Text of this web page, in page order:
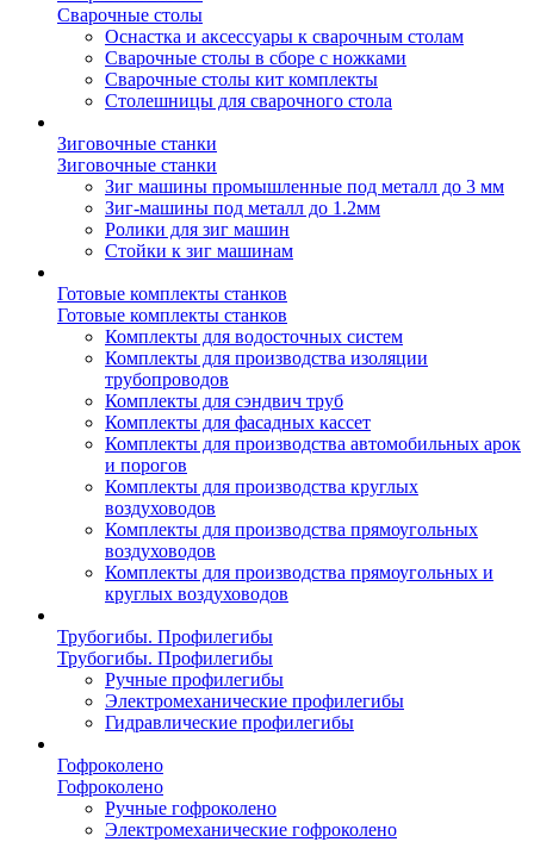
Сварочные столы
Оснастка и аксессуары к сварочным столам
Сварочные столы в сборе с ножками
Сварочные столы кит комплекты
Столешницы для сварочного стола
Зиговочные станки
Зиговочные станки
Зиг машины промышленные под металл до 3 мм
Зиг-машины под металл до 1.2мм
Ролики для зиг машин
Стойки к зиг машинам
Готовые комплекты станков
Готовые комплекты станков
Комплекты для водосточных систем
Комплекты для производства изоляции
трубопроводов
Комплекты для сэндвич труб
Комплекты для фасадных кассет
Комплекты для производства автомобильных арок
и порогов
Комплекты для производства круглых
воздуховодов
Комплекты для производства прямоугольных
воздуховодов
Комплекты для производства прямоугольных и
круглых воздуховодов
Трубогибы. Профилегибы
Трубогибы. Профилегибы
Ручные профилегибы
Электромеханические профилегибы
Гидравлические профилегибы
Гофроколено
Гофроколено
Ручные гофроколено
Электромеханические гофроколено